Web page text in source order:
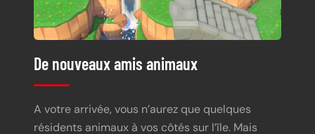
De nouveaux amis animaux
A votre arrivée, vous n’aurez que quelques
résidents animaux à vos côtés sur l’île. Mais